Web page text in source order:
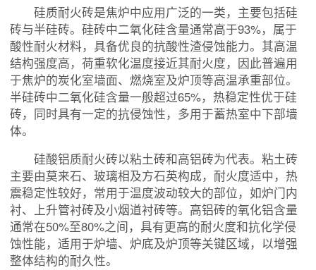
硅质耐火砖是焦炉中应用广泛的一类，主要包括硅
砖与半硅砖。硅砖中二氧化硅含量通常高于93%，属于
酸性耐火材料，具备优良的抗酸性渣侵蚀能力。其高温
结构强度高，荷重软化温度接近其耐火度，因此普遍用
于焦炉的炭化室墙面、燃烧室及炉顶等高温承重部位。
半硅砖中二氧化硅含量一般超过65%，热稳定性优于硅
砖，同时具有一定的抗侵蚀性，多用于蓄热室中下部墙
体。
硅酸铝质耐火砖以粘土砖和高铝砖为代表。粘土砖
主要由莫来石、玻璃相及方石英构成，耐火度适中，热
震稳定性较好，常用于温度波动较大的部位，如炉门内
衬、上升管衬砖及小烟道衬砖等。高铝砖的氧化铝含量
通常在50%至80%之间，具有更高的耐火度和抗化学侵
蚀性能，适用于炉墙、炉底及炉顶等关键区域，以增强
整体结构的耐久性。